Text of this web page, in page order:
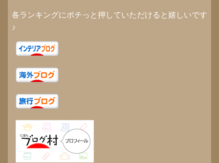
各ランキングにポチっと押していただけると嬉しいです
♪